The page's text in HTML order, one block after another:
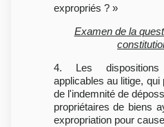
expropriés ? »
Examen de la
4. Les
applicables au litige,
de l'indemnité de
propriétaires de biens
expropriation pour